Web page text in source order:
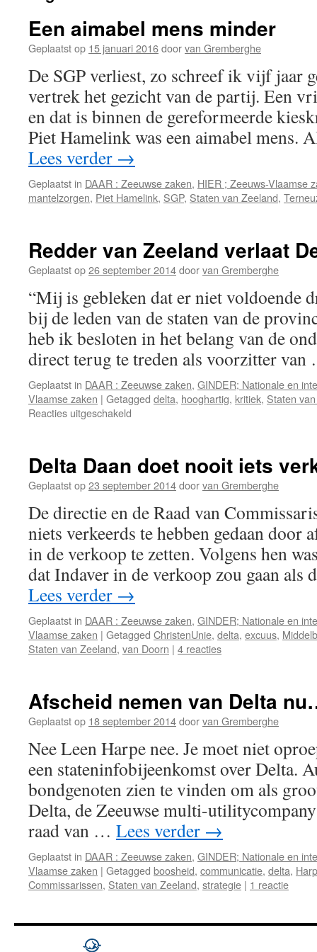
Een aimabel mens minder
Geplaatst op 15 januari 2016doorvan Gremberghe
De SGP verliest, zo schreef ik vijf jaar
vertrek het gezicht van de partij. Een
en dat is binnen de gereformeerde
Piet Hamelink was een aimabel
Lees verder →
Geplaatst in DAAR : Zeeuwse zaken, HIER ; Zeeuws-Vlaamse
mantelzorgen, Piet Hamelink, SGP, Staten van Zeeland,
Redder van Zeeland verlaat
Geplaatst op26 september 2014doorvan Gremberghe
“Mij is gebleken dat er niet voldoende
bij de leden van de staten van de
heb ik besloten in het belang van de
direct terug te treden als voorzitter
Geplaatst in DAAR : Zeeuwse zaken, GINDER; Nationale en
Vlaamse zaken | Getagged delta, hooghartig, kritiek, Staten
Reacties uitgeschakeld
verlaat
Delta
Delta Daan doet nooit iets
Geplaatst op23 september 2014doorvan Gremberghe
De directie en de Raad van
niets verkeerds te hebben gedaan door
in de verkoop te zetten. Volgens hen
dat Indaver in de verkoop zou gaan
Lees verder →
Geplaatst in DAAR : Zeeuwse zaken, GINDER; Nationale en
Vlaamse zaken | Getagged ChristenUnie, delta, excuus,
Staten van Zeeland, van Doorn | 4 reacties
Afscheid nemen van Delta
Geplaatst op 18 september 2014doorvan Gremberghe
Nee Leen Harpe nee. Je moet niet
een stateninfobijeenkomst over Delta.
bondgenoten zien te vinden om als
Delta, de Zeeuwse multi-
raad van … Lees verder →
Geplaatst in DAAR : Zeeuwse zaken, GINDER; Nationale en
Vlaamse zaken | Getagged boosheid, communicatie, delta,
Commissarissen, Staten van Zeeland, strategie | 1 reactie